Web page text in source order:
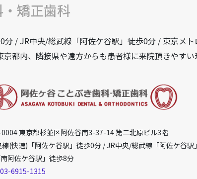
矯正歯科
/ JR中央/総武線「阿佐ケ谷駅」徒歩0分 / 東京メ
都内、隣接県や遠方からも患者様に来院頂きやすい
東京都杉並区阿佐谷南3-37-14 第二北原ビル3階
線(快速)「阿佐ケ谷駅」徒歩0分 / JR中央/総武線「阿佐ケ谷
阿佐ケ谷駅」徒歩8分
03-6915-1315